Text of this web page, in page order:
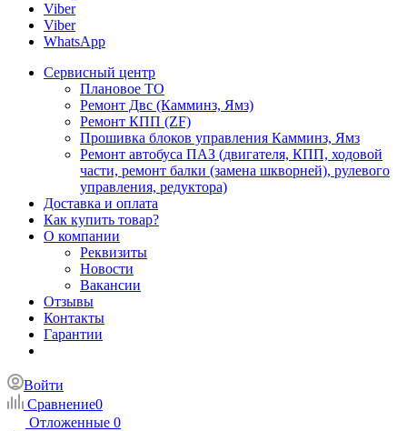
Viber
Viber
WhatsApp
Сервисный центр
Плановое ТО
Ремонт Двс (Камминз, Ямз)
Ремонт КПП (ZF)
Прошивка блоков управления Камминз, Ямз
Ремонт автобуса ПАЗ (двигателя, КПП, ходовой
части, ремонт балки (замена шкворней), рулевого
управления, редуктора)
Доставка и оплата
Как купить товар?
О компании
Реквизиты
Новости
Вакансии
Отзывы
Контакты
Гарантии
Войти
Сравнение0
Отложенные 0